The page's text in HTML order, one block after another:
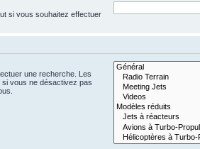
si vous souhaitez effectuer
une recherche. Les
vous ne désactivez pas